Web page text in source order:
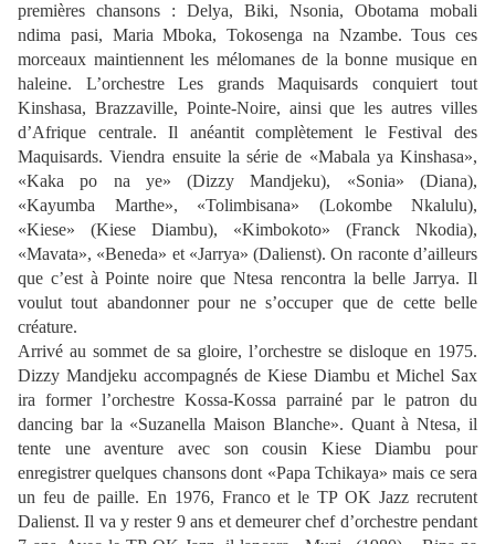
premières chansons : Delya, Biki, Nsonia, Obotama mobali
ndima pasi, Maria Mboka, Tokosenga na Nzambe. Tous ces
morceaux maintiennent les mélomanes de la bonne musique en
haleine. L’orchestre Les grands Maquisards conquiert tout
Kinshasa, Brazzaville, Pointe-Noire, ainsi que les autres villes
d’Afrique centrale. Il anéantit complètement le Festival des
Maquisards. Viendra ensuite la série de «Mabala ya Kinshasa»,
«Kaka po na ye» (Dizzy Mandjeku), «Sonia» (Diana),
«Kayumba Marthe», «Tolimbisana» (Lokombe Nkalulu),
«Kiese» (Kiese Diambu), «Kimbokoto» (Franck Nkodia),
«Mavata», «Beneda» et «Jarrya» (Dalienst). On raconte d’ailleurs
que c’est à Pointe noire que Ntesa rencontra la belle Jarrya. Il
voulut tout abandonner pour ne s’occuper que de cette belle
créature.
Arrivé au sommet de sa gloire, l’orchestre se disloque en 1975.
Dizzy Mandjeku accompagnés de Kiese Diambu et Michel Sax
ira former l’orchestre Kossa-Kossa parrainé par le patron du
dancing bar la «Suzanella Maison Blanche». Quant à Ntesa, il
tente une aventure avec son cousin Kiese Diambu pour
enregistrer quelques chansons dont «Papa Tchikaya» mais ce sera
un feu de paille. En 1976, Franco et le TP OK Jazz recrutent
Dalienst. Il va y rester 9 ans et demeurer chef d’orchestre pendant